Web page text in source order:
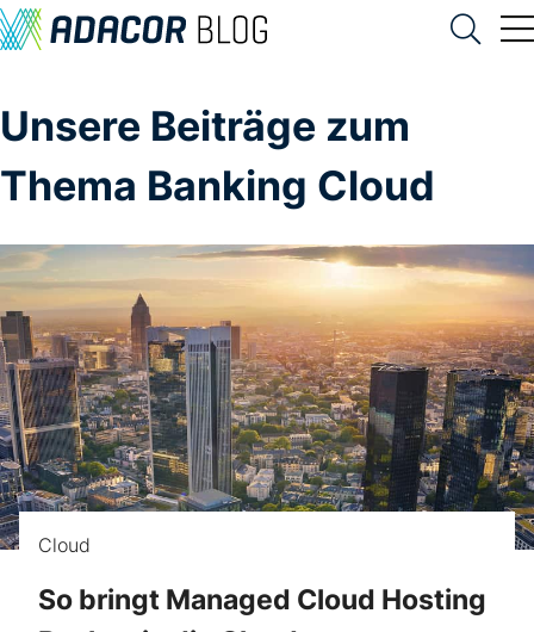
Unsere Beiträge zum
Thema Banking Cloud
Cloud
So bringt Managed Cloud Hosting